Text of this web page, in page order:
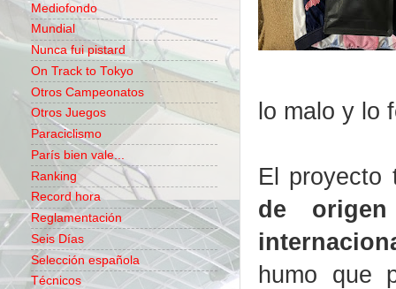
lo malo y lo
El proyecto
de
humo que
Mediofondo
Mundial
Nunca fui pistard
On Track to Tokyo
Otros Campeonatos
Otros Juegos
Paraciclismo
París bien vale...
Ranking
Record hora
Reglamentación
Seis Días
Selección española
Técnicos